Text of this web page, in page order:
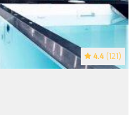
4.4 (121)